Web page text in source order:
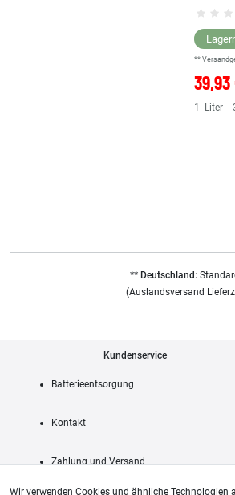
**
1 Liter |
** Deutschland:
(Auslandsversand
Kundenservice
Batterieentsorgung
Kontakt
Zahlung und Versand
Wir verwenden Cookies und ähnliche Technologien